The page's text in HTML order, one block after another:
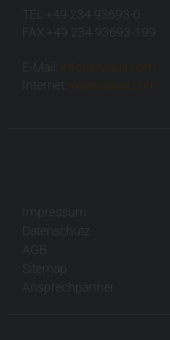
TEL +49 234 93693-0
FAX +49 234 93693-199
E-Mail:
info(at)visus.com
Internet:
www.visus.com
Impressum
Datenschutz
AGB
Sitemap
Ansprechpartner